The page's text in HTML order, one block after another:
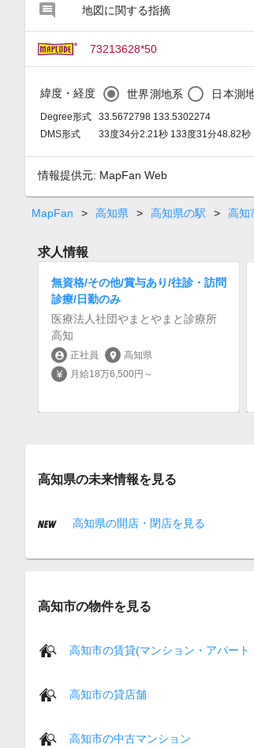
地図に関する指摘
73213628*50
緯度・経度 世界測地系 日本測
Degree形式
33.5672798 133.5302274
DMS形式
33度34分2.21秒 133度31分48.82秒
情報提供元: MapFan Web
MapFan > 高知県 > 高知県の駅 > 高知
求人情報
無資格/その他/賞与あり/往診・訪問
診療/日勤のみ
医療法人社団やまとやまと診療所
高知
account_circle 正社員 location_on 高知県
currency_yen 月給18万6,500円～
高知県の未来情報を見る
高知県の開店・閉店を見る
高知市の物件を見る
高知市の賃貸(マンション・アパート
高知市の貸店舗
高知市の中古マンション